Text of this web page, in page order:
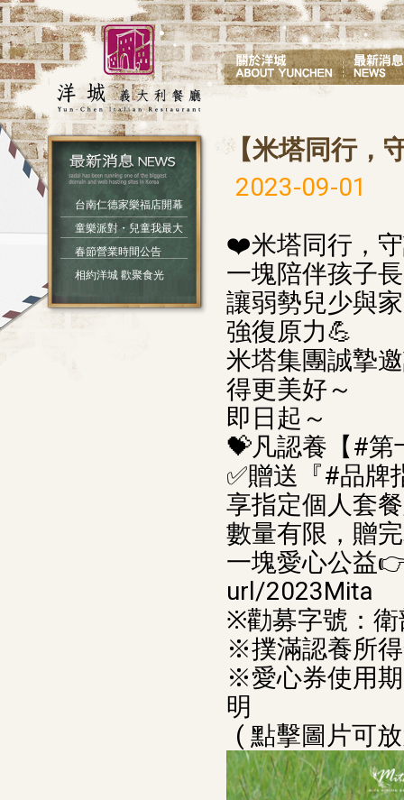
台南仁德家樂福店開幕
童樂派對・兒童我最大
春節營業時間公告
相約洋城 歡聚食光
【米塔同行，
2023-09-01
❤️米塔同行，
一塊陪伴孩子
讓弱勢兒少與
強復原力💪
米塔集團誠摯
得更美好～
即日起～
💝凡認養【#第
✅贈送『#品牌
享指定個人套
數量有限，贈
一塊愛心公益
url/2023Mita
※勸募字號：
※撲滿認養所
※愛心券使用
明
( 點擊圖片可